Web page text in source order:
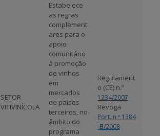
SETOR
VITIVINÍCOLA
Estabelece
as regras
complement
ares para o
apoio
comunitário
à promoção
de vinhos
em
mercados
de países
terceiros, no
âmbito do
programa
Regulament
o (CE) n.º
1234/2007
Revoga
Port. n.º 1384
-B/2008